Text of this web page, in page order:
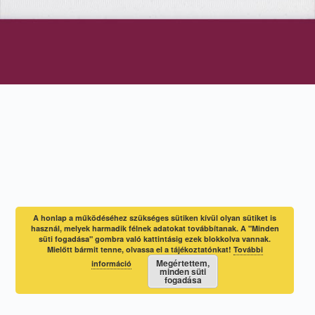
A honlap a működéséhez szükséges sütiken kívül olyan sütiket is
használ, melyek harmadik félnek adatokat továbbítanak. A "Minden
süti fogadása" gombra való kattintásig ezek blokkolva vannak.
Mielőtt bármit tenne, olvassa el a tájékoztatónkat! További
információ
Megértettem,
minden süti
fogadása